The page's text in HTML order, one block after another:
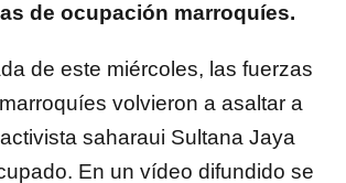
de ocupación marroquíes.
de este miércoles, las fuerzas
volvieron a asaltar a
saharaui Sultana Jaya
En un vídeo difundido se